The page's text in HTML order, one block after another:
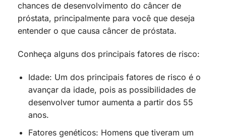
chances de desenvolvimento do câncer de
próstata, principalmente para você que deseja
entender o que causa câncer de próstata.
Conheça alguns dos principais fatores de risco:
Idade: Um dos principais fatores de risco é o
avançar da idade, pois as possibilidades de
desenvolver tumor aumenta a partir dos 55
anos.
Fatores genéticos: Homens que tiveram um